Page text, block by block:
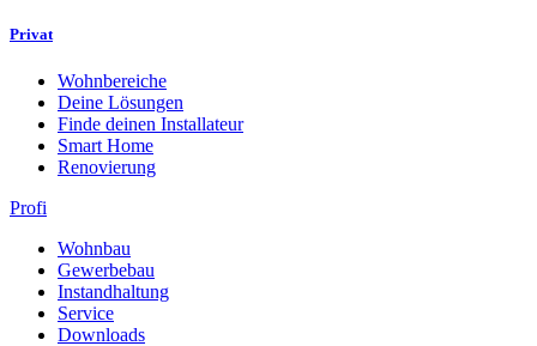
Privat
Wohnbereiche
Deine Lösungen
Finde deinen Installateur
Smart Home
Renovierung
Profi
Wohnbau
Gewerbebau
Instandhaltung
Service
Downloads